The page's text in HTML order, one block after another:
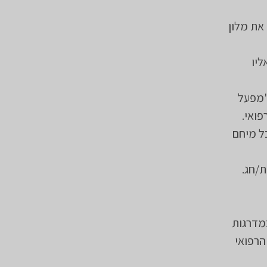
את מלון
לפנות אליו
"מפעל
מיחם
חג.